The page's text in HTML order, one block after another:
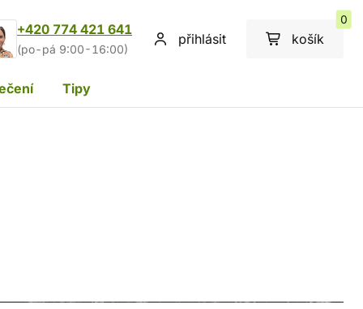
+420 774 421 641
(po-pá 9:00-16:00)
přihlásit košík
0
Tipy